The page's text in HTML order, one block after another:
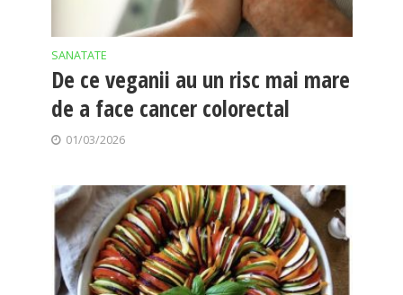
SANATATE
De ce veganii au un risc mai mare
de a face cancer colorectal
01/03/2026